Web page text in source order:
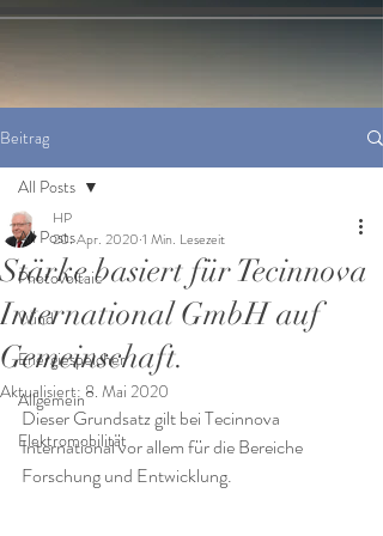
Beitrag
All Posts
Photovoltaic
Wind
Energiespeicher
Allgemein
Elektromobilität
All Posts
Stärke basiert für Tecinnova
International GmbH auf
Gemeinschaft.
HP
20. Apr. 2020 1 Min. Lesezeit
Aktualisiert: 8. Mai 2020
Dieser Grundsatz gilt bei Tecinnova
International vor allem für die Bereiche
Forschung und Entwicklung.